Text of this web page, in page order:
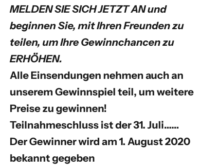
MELDEN SIE SICH JETZT AN und
beginnen Sie, mit Ihren Freunden zu
teilen, um Ihre Gewinnchancen zu
ERHÖHEN.
Alle Einsendungen nehmen auch an
unserem Gewinnspiel teil, um weitere
Preise zu gewinnen!
Teilnahmeschluss ist der 31. Juli......
Der Gewinner wird am 1. August 2020
bekannt gegeben